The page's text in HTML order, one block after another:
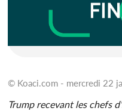
© Koaci.com - mercredi 22
Trump recevant les chefs